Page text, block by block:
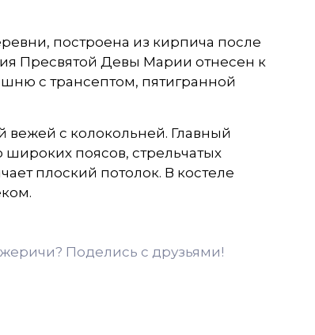
построена из кирпича после
Пресвятой Девы Марии отнесен к
с трансептом, пятигранной
с колокольней. Главный
поясов, стрельчатых
плоский потолок. В костеле
Поделись с друзьями!